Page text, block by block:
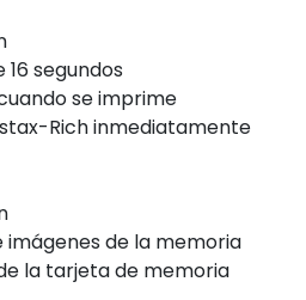
segundos
se imprime
Rich inmediatamente
de la memoria
la tarjeta de memoria